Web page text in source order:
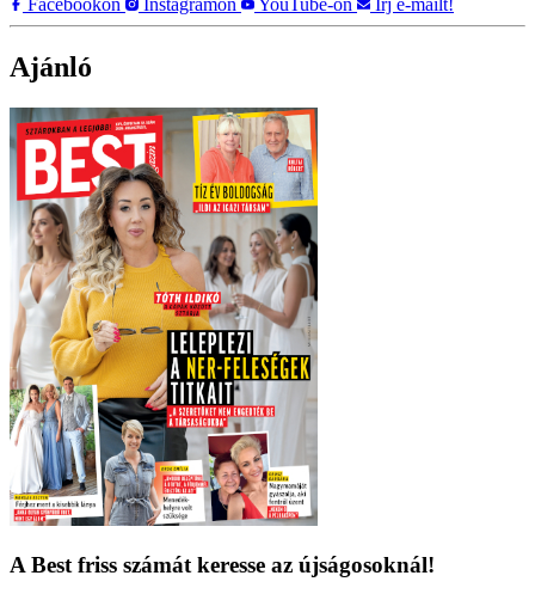
Ajánló
A Best friss számát keresse az újságosoknál!